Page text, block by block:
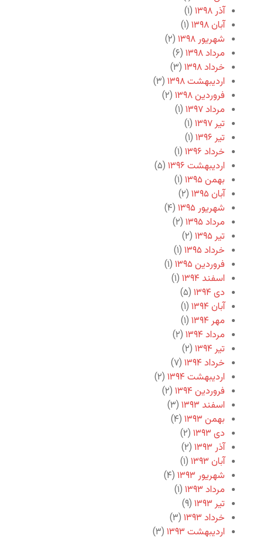
آذر ۱۳۹۸
(۱)
آبان ۱۳۹۸
(۱)
شهریور ۱۳۹۸
(۲)
مرداد ۱۳۹۸
(۶)
خرداد ۱۳۹۸
(۳)
اردیبهشت ۱۳۹۸
(۳)
فروردین ۱۳۹۸
(۲)
مرداد ۱۳۹۷
(۱)
تیر ۱۳۹۷
(۱)
تیر ۱۳۹۶
(۱)
خرداد ۱۳۹۶
(۱)
اردیبهشت ۱۳۹۶
(۵)
بهمن ۱۳۹۵
(۱)
آبان ۱۳۹۵
(۲)
شهریور ۱۳۹۵
(۴)
مرداد ۱۳۹۵
(۲)
تیر ۱۳۹۵
(۲)
خرداد ۱۳۹۵
(۱)
فروردین ۱۳۹۵
(۱)
اسفند ۱۳۹۴
(۱)
دی ۱۳۹۴
(۵)
آبان ۱۳۹۴
(۱)
مهر ۱۳۹۴
(۱)
مرداد ۱۳۹۴
(۲)
تیر ۱۳۹۴
(۲)
خرداد ۱۳۹۴
(۷)
اردیبهشت ۱۳۹۴
(۲)
فروردین ۱۳۹۴
(۲)
اسفند ۱۳۹۳
(۳)
بهمن ۱۳۹۳
(۴)
دی ۱۳۹۳
(۲)
آذر ۱۳۹۳
(۲)
آبان ۱۳۹۳
(۱)
شهریور ۱۳۹۳
(۴)
مرداد ۱۳۹۳
(۱)
تیر ۱۳۹۳
(۹)
خرداد ۱۳۹۳
(۳)
اردیبهشت ۱۳۹۳
(۳)